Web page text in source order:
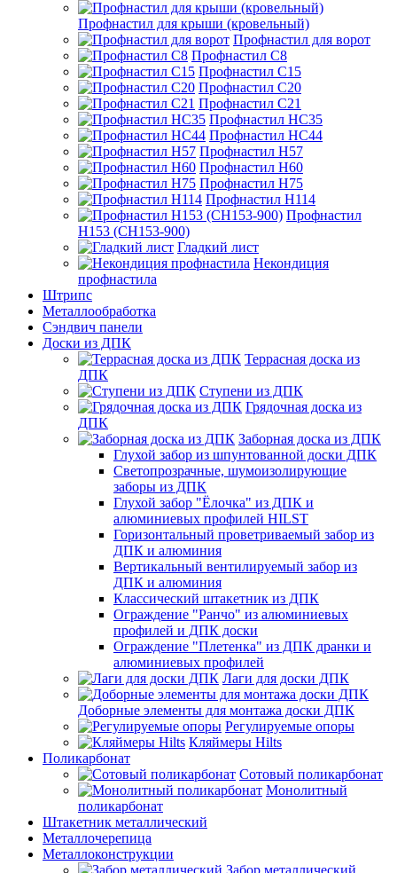
Профнастил для крыши (кровельный)
Профнастил для ворот
Профнастил С8
Профнастил С15
Профнастил С20
Профнастил С21
Профнастил НС35
Профнастил НС44
Профнастил Н57
Профнастил Н60
Профнастил Н75
Профнастил Н114
Профнастил
Н153 (СН153-900)
Гладкий лист
Некондиция
профнастила
Штрипс
Металлообработка
Сэндвич панели
Доски из ДПК
Террасная доска из
ДПК
Ступени из ДПК
Грядочная доска из
ДПК
Заборная доска из ДПК
Глухой забор из шпунтованной доски ДПК
Светопрозрачные, шумоизолирующие
заборы из ДПК
Глухой забор "Ёлочка" из ДПК и
алюминиевых профилей HILST
Горизонтальный проветриваемый забор из
ДПК и алюминия
Вертикальный вентилируемый забор из
ДПК и алюминия
Классический штакетник из ДПК
Ограждение "Ранчо" из алюминиевых
профилей и ДПК доски
Ограждение "Плетенка" из ДПК дранки и
алюминиевых профилей
Лаги для доски ДПК
Доборные элементы для монтажа доски ДПК
Регулируемые опоры
Кляймеры Hilts
Поликарбонат
Сотовый поликарбонат
Монолитный
поликарбонат
Штакетник металлический
Металлочерепица
Металлоконструкции
Забор металлический